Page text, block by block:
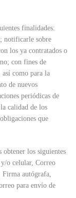
finalidades:
notificarle sobre
los ya contratados o
con fines de
como para la
de nuevos
periódicas de
calidad de los
que
obtener los siguientes
o celular, Correo
autógrafa,
para envío de